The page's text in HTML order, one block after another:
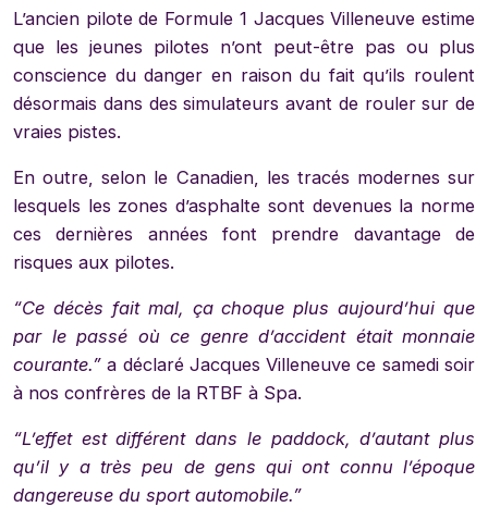
L’ancien pilote de Formule 1 Jacques Villeneuve estime
que les jeunes pilotes n’ont peut-être pas ou plus
conscience du danger en raison du fait qu’ils roulent
désormais dans des simulateurs avant de rouler sur de
vraies pistes.
En outre, selon le Canadien, les tracés modernes sur
lesquels les zones d’asphalte sont devenues la norme
ces dernières années font prendre davantage de
risques aux pilotes.
“Ce décès fait mal, ça choque plus aujourd’hui que
par le passé où ce genre d’accident était monnaie
courante.” a déclaré Jacques Villeneuve ce samedi soir
à nos confrères de la RTBF à Spa.
“L’effet est différent dans le paddock, d’autant plus
qu’il y a très peu de gens qui ont connu l’époque
dangereuse du sport automobile.”